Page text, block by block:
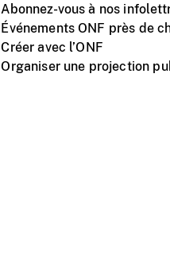
Abonnez-vous à nos
Événements ONF près de
Créer avec l’ONF
Organiser une projection